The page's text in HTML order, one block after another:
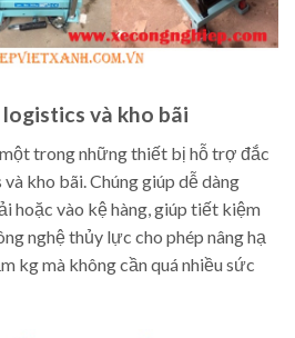
và kho bãi
trong những thiết bị hỗ trợ đắc
kho bãi. Chúng giúp dễ dàng
hoặc vào kệ hàng, giúp tiết kiệm
nghệ thủy lực cho phép nâng hạ
kg mà không cần quá nhiều sức